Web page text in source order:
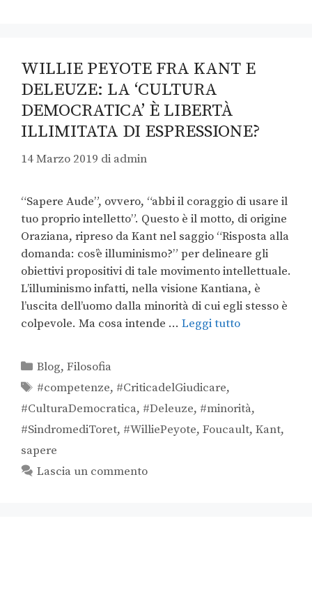
WILLIE PEYOTE FRA KANT E
DELEUZE: LA ‘CULTURA
DEMOCRATICA’ È LIBERTÀ
ILLIMITATA DI ESPRESSIONE?
14 Marzo 2019 di admin
“Sapere Aude”, ovvero, “abbi il coraggio di usare il
tuo proprio intelletto”. Questo è il motto, di origine
Oraziana, ripreso da Kant nel saggio “Risposta alla
domanda: cos’è illuminismo?” per delineare gli
obiettivi propositivi di tale movimento intellettuale.
L’illuminismo infatti, nella visione Kantiana, è
l’uscita dell’uomo dalla minorità di cui egli stesso è
colpevole. Ma cosa intende … Leggi tutto
Blog,Filosofia
#competenze, #CriticadelGiudicare,
#CulturaDemocratica, #Deleuze, #minorità,
#SindromediToret, #WilliePeyote, Foucault, Kant,
sapere
Lascia un commento